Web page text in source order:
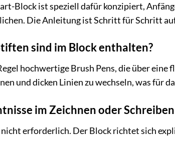
Block ist speziell dafür konzipiert,
Die Anleitung ist Schritt für Schritt
sind im Block enthalten?
hochwertige Brush Pens, die über
und dicken Linien zu wechseln, was für
im Zeichnen oder
erforderlich. Der Block richtet sich